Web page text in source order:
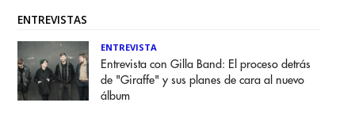
ENTREVISTAS
ENTREVISTA
Entrevista con Gilla Band: El proceso detrás
de "Giraffe" y sus planes de cara al nuevo
álbum